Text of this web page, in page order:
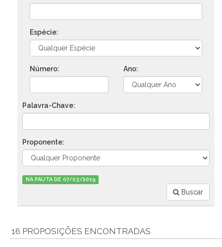
Espécie:
Número: Ano:
Palavra-Chave:
Proponente:
NA PAUTA DE 07/03/2019
Buscar
16 PROPOSIÇÕES ENCONTRADAS